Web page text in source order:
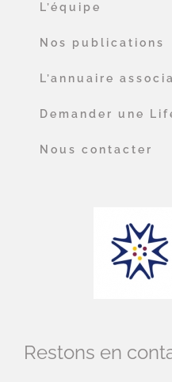
L’équipe
Nos publications
L’annuaire
Demander une
Nous contacter
Restons en